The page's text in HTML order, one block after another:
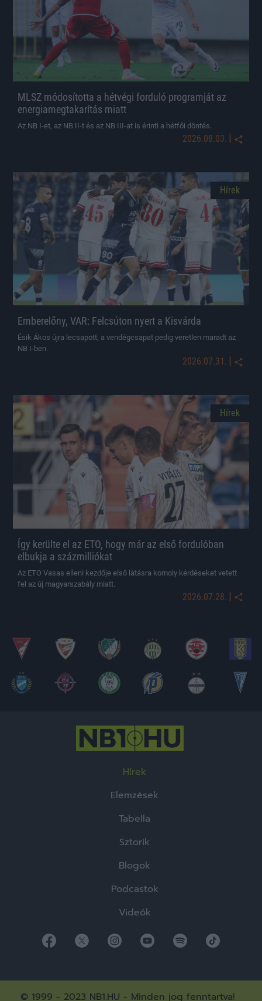
MLSZ módosította a hétvégi forduló programját az
energiamegtakarítás miatt
Az NB I-et, az NB II-t és az NB III-at is érinti a hétfői döntés.
2026.08.03. |
Hírek
Emberelőny, VAR: Felcsúton nyert a Kisvárda
Ésik Ákos újra lecsapott, a vendégcsapat pedig veretlen maradt az
NB I-ben.
2026.07.31. |
Hírek
Így kerülte el az ETO, hogy már az első fordulóban
elbukja a százmilliókat
Az ETO Vasas elleni kezdője első látásra komoly kérdéseket vetett
fel az új magyarszabály miatt.
2026.07.28. |
Hírek
Elemzések
Tabella
Sztorik
Blogok
Podcastok
Videók
© 1999 - 2023 NB1.HU - Minden jog fenntartva!